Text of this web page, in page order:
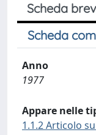
Scheda
Scheda
Anno
1977
Appare nelle
1.1.2 Articolo